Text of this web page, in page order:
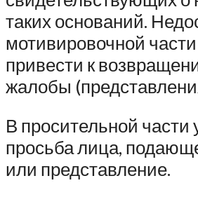
таких оснований.
мотивировочной
привести к
жалобы
В просительной части
просьба лица,
или представление.